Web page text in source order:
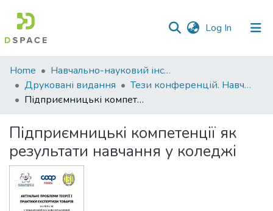
Log In (current)
Communities
&
Collections
Statistics
Home
Навчально-науковий інститут економіки, управління, права та інформаційних технологій
Друковані видання
Тези конференцій. Навчально-науковий інститут економіки, управління, права та інформаційних технологій
Підприємницькі компетенції як результати навчання у коледжі
Підприємницькі компетенції як
результати навчання у коледжі